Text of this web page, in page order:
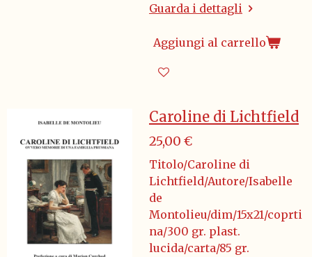
Guarda i dettagli
Aggiungi al carrello
Caroline di Lichtfield
25,00 €
Titolo/Caroline di
Lichtfield/Autore/Isabelle
de
Montolieu/dim/15x21/coprti
na/300 gr. plast.
lucida/carta/85 gr.